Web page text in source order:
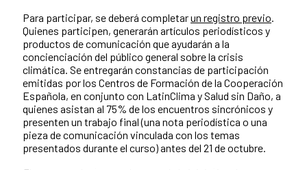
Para participar, se deberá completarun registro previo.
Quienes participen, generarán artículos periodísticos y
productos de comunicación que ayudarán a la
concienciación del público general sobre la crisis
climática. Se entregarán constancias de participación
emitidas por los Centros de Formación de la Cooperación
Española, en conjunto con LatinClima y Salud sin Daño, a
quienes asistan al 75% de los encuentros sincrónicos y
presenten un trabajo final (una nota periodística o una
pieza de comunicación vinculada con los temas
presentados durante el curso) antes del 21 de octubre.